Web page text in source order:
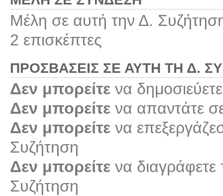
Μέλη σε αυτή την Δ.
2 επισκέπτες
ΠΡΟΣΒΆΣΕΙΣ ΣΕ ΑΥΤΉ ΤΗ Δ.
Δεν μπορείτε να
Δεν μπορείτε να απαντάτε
Δεν μπορείτε να
Συζήτηση
Δεν μπορείτε να διαγράφετε
Συζήτηση